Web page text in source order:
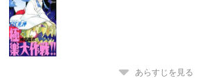
あらすじを見る